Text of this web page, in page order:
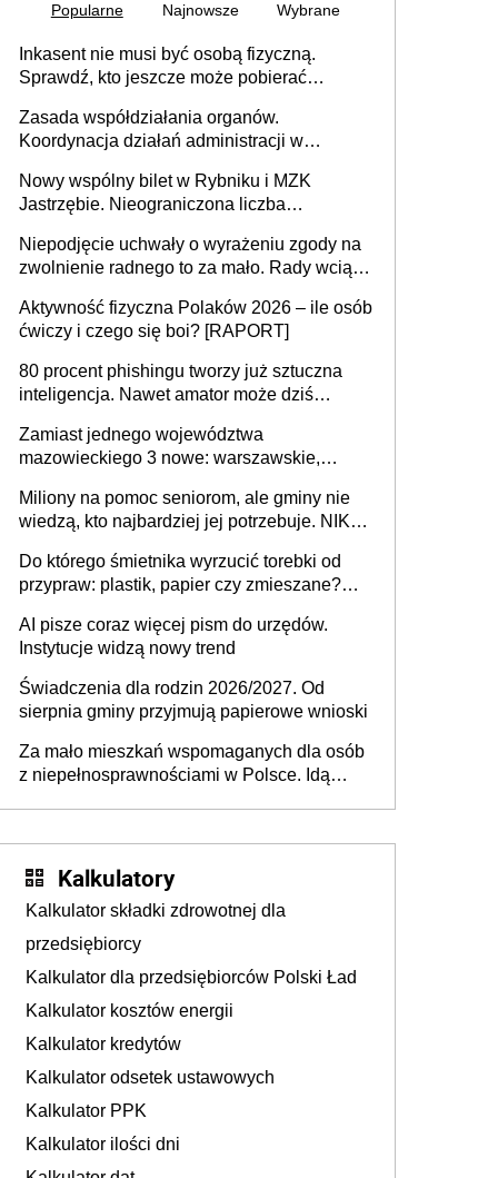
Popularne Najnowsze Wybrane
Inkasent nie musi być osobą fizyczną.
Sprawdź, kto jeszcze może pobierać
Zasada współdziałania organów.
Koordynacja działań administracji w
Nowy wspólny bilet w Rybniku i MZK
Jastrzębie. Nieograniczona liczba
Niepodjęcie uchwały o wyrażeniu zgody na
zwolnienie radnego to za mało. Rady wciąż
rozstrzygać sprawy
Aktywność fizyczna Polaków 2026 – ile osób
ćwiczy i czego się boi? [RAPORT]
80 procent phishingu tworzy już sztuczna
inteligencja. Nawet amator może dziś
Zamiast jednego województwa
mazowieckiego 3 nowe: warszawskie,
Europie nie ma tak dużych jednostek
stołecznych
Miliony na pomoc seniorom, ale gminy nie
wiedzą, kto najbardziej jej potrzebuje. NIK
Do którego śmietnika wyrzucić torebki od
przypraw: plastik, papier czy zmieszane?
AI pisze coraz więcej pism do urzędów.
Instytucje widzą nowy trend
Świadczenia dla rodzin 2026/2027. Od
sierpnia gminy przyjmują papierowe wnioski
Za mało mieszkań wspomaganych dla osób
z niepełnosprawnościami w Polsce. Idą
Kalkulatory
Kalkulator składki zdrowotnej dla
przedsiębiorcy
Kalkulator dla przedsiębiorców Polski Ład
Kalkulator kosztów energii
Kalkulator kredytów
Kalkulator odsetek ustawowych
Kalkulator PPK
Kalkulator ilości dni